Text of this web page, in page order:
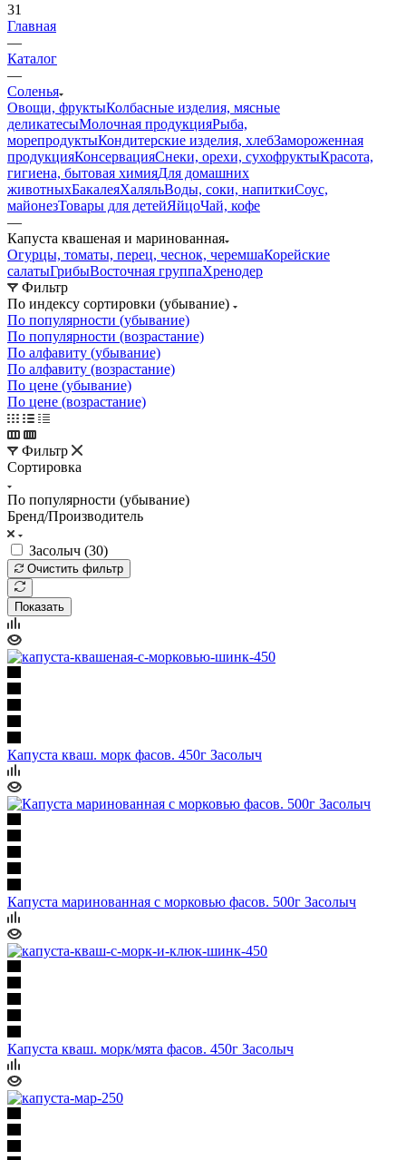
31
Главная
—
Каталог
—
Соленья
Овощи, фруктыКолбасные изделия, мясные
деликатесыМолочная продукцияРыба,
морепродуктыКондитерские изделия, хлебЗамороженная
продукцияКонсервацияСнеки, орехи, сухофруктыКрасота,
гигиена, бытовая химияДля домашних
животныхБакалеяХаляльВоды, соки, напиткиСоус,
майонезТовары для детейЯйцоЧай, кофе
—
Капуста квашеная и маринованная
Огурцы, томаты, перец, чеснок, черемшаКорейские
салатыГрибыВосточная группаХренодер
Фильтр
По индексу сортировки (убывание)
По популярности (убывание)
По популярности (возрастание)
По алфавиту (убывание)
По алфавиту (возрастание)
По цене (убывание)
По цене (возрастание)
Фильтр
Сортировка
По популярности (убывание)
Бренд/Производитель
Засолыч (30)
Очистить фильтр
Показать
Капуста кваш. морк фасов. 450г Засолыч
Капуста маринованная с морковью фасов. 500г Засолыч
Капуста кваш. морк/мята фасов. 450г Засолыч